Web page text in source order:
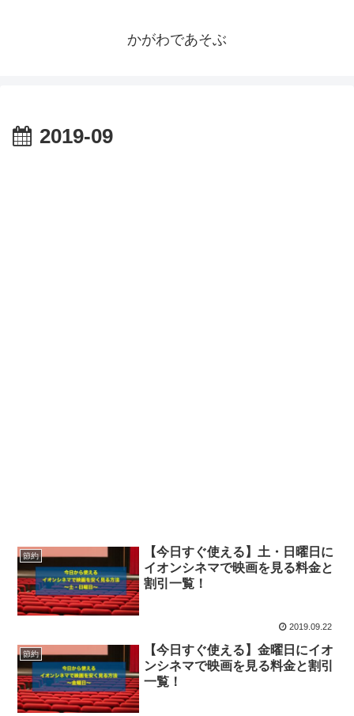
かがわであそぶ
2019-09
節約
【今日すぐ使える】土・日曜日に
イオンシネマで映画を見る料金と
割引一覧！
2019.09.22
節約
【今日すぐ使える】金曜日にイオ
ンシネマで映画を見る料金と割引
一覧！